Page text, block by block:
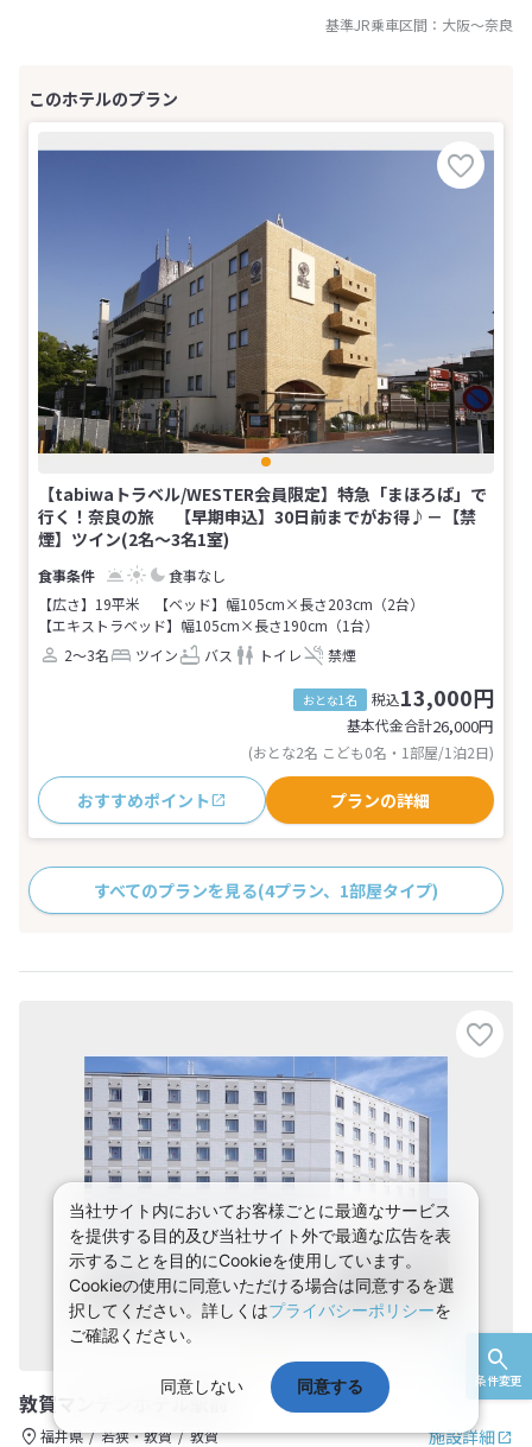
条件変更
基準JR乗車区間： 大阪～奈良
【tabiwaトラベル/WESTER会員限定】特急「まほろば」で
行く！奈良の旅 【早期申込】30日前までがお得♪－【禁
煙】ツイン(2名～3名1室)
食事なし
【広さ】19平米
【ベッド】幅105cm×長さ203cm（2台）
【エキストラベッド】幅105cm×長さ190cm（1台）
2～3名
ツイン バス トイレ 禁煙
おとな1名 税込13,000円
基本代金合計26,000円
(おとな2名 こども0名・1部屋/1泊2日)
おすすめポイント プランの詳細
すべてのプランを見る(4プラン、1部屋タイプ)
敦賀マンテンホテル駅前
施設詳細
福井県 若狭・敦賀 敦賀
当社サイト内においてお客様ごとに最適なサービス
を提供する目的及び当社サイト外で最適な広告を表
示することを目的にCookieを使用しています。
Cookieの使用に同意いただける場合は同意するを選
択してください。詳しくはプライバシーポリシーを
ご確認ください。
同意しない 同意する